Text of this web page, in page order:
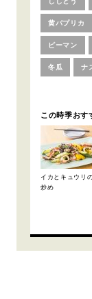
黄パプリカ
ピーマン
冬瓜 ナ
この時季おす
イカとキュウリ
炒め